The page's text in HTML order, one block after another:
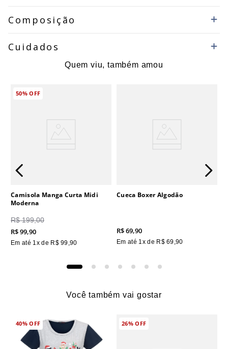
Composição
Cuidados
Quem viu, também amou
50%OFF
Camisola Manga Curta Midi
Moderna
R$ 199,00
R$99,90
Em até 1x de R$ 99,90
Cueca Boxer Algodão
R$69,90
Em até 1x de R$ 69,90
Você também vai gostar
40%OFF 26%OFF